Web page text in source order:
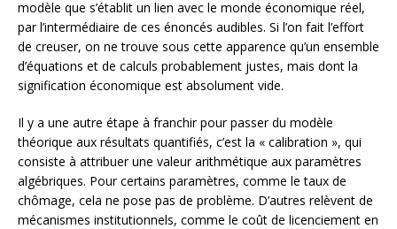
modèle que s’établit un lien avec le monde économique réel,
par l’intermédiaire de ces énoncés audibles. Si l’on fait l’effort
de creuser, on ne trouve sous cette apparence qu’un ensemble
d’équations et de calculs probablement justes, mais dont la
signification économique est absolument vide.
Il y a une autre étape à franchir pour passer du modèle
théorique aux résultats quantifiés, c’est la « calibration », qui
consiste à attribuer une valeur arithmétique aux paramètres
algébriques. Pour certains paramètres, comme le taux de
chômage, cela ne pose pas de problème. D’autres relèvent de
mécanismes institutionnels, comme le coût de licenciement en